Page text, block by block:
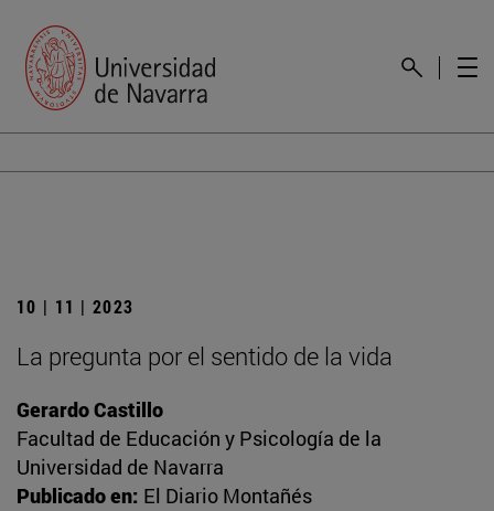
10 | 11 | 2023
La pregunta por el sentido de la vida
Gerardo Castillo
Facultad de Educación y Psicología de la
Universidad de Navarra
Publicado en: El Diario Montañés